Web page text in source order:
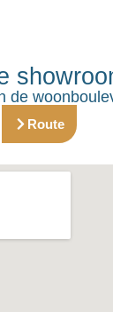
de
Route